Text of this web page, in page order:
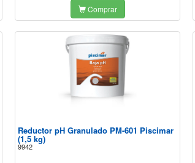
Comprar
Reductor pH Granulado PM-601 Piscimar
(1,5 kg)
9942